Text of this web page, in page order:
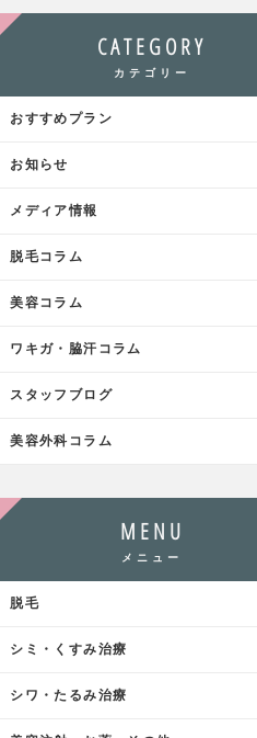
CATEGORY
カテゴリー
おすすめプラン
お知らせ
メディア情報
脱毛コラム
美容コラム
ワキガ・脇汗コラム
スタッフブログ
美容外科コラム
MENU
メニュー
脱毛
シミ・くすみ治療
シワ・たるみ治療